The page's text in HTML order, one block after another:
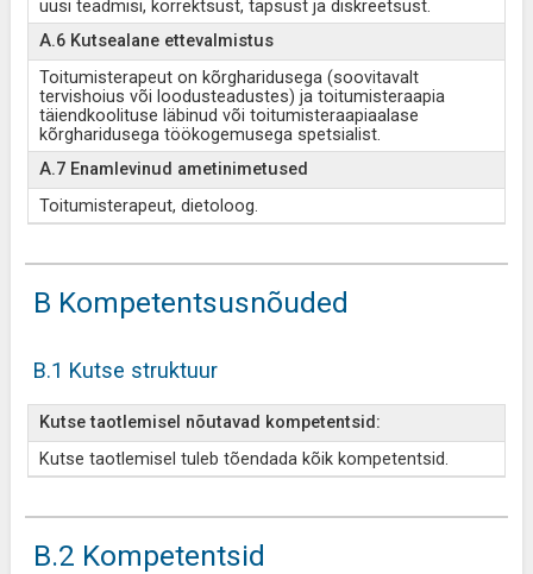
uusi teadmisi, korrektsust, täpsust ja diskreetsust.
A.6 Kutsealane ettevalmistus
Toitumisterapeut on kõrgharidusega (soovitavalt
tervishoius või loodusteadustes) ja toitumisteraapia
täiendkoolituse läbinud või toitumisteraapiaalase
kõrgharidusega töökogemusega spetsialist.
A.7 Enamlevinud ametinimetused
Toitumisterapeut, dietoloog.
B Kompetentsusnõuded
B.1 Kutse struktuur
Kutse taotlemisel nõutavad kompetentsid:
Kutse taotlemisel tuleb tõendada kõik kompetentsid.
B.2 Kompetentsid